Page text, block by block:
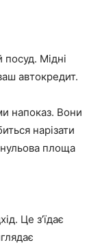
Мідні
автокредит.
напоказ. Вони
нарізати
площа
Це з’їдає